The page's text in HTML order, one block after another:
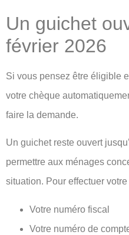
Un guichet
février 2026
Si vous pensez être éligible
votre chèque
faire la demande.
Un guichet reste ouvert
permettre aux ménages
situation. Pour effectuer
Votre numéro fiscal
Votre numéro de